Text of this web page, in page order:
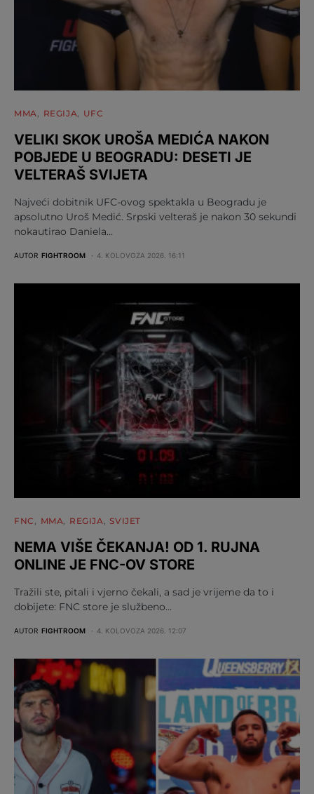
MMA REGIJA UFC
VELIKI SKOK UROŠA MEDIĆA NAKON
POBJEDE U BEOGRADU: DESETI JE
VELTERAŠ SVIJETA
Najveći dobitnik UFC-ovog spektakla u Beogradu je
apsolutno Uroš Medić. Srpski velteraš je nakon 30 sekundi
nokautirao Daniela…
AUTOR FIGHTROOM 4. KOLOVOZA 2026. 16:11
FNC MMA REGIJA SVIJET
NEMA VIŠE ČEKANJA! OD 1. RUJNA
ONLINE JE FNC-OV STORE
Tražili ste, pitali i vjerno čekali, a sad je vrijeme da to i
dobijete: FNC store je službeno…
AUTOR FIGHTROOM 4. KOLOVOZA 2026. 12:07